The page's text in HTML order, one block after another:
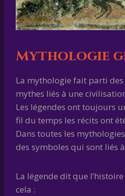
Mythologie
La mythologie fait parti des
mythes liés à une
Les légendes ont toujours
fil du temps les récits ont
Dans toutes les
des symboles qui sont liés
La légende dit que
cela :